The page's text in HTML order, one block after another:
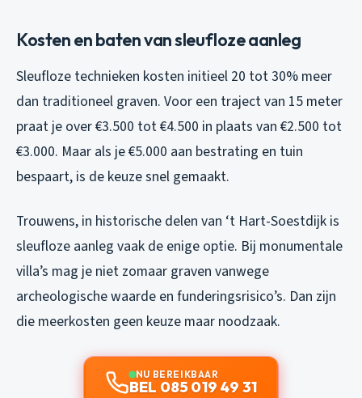
Kosten en baten van sleufloze aanleg
Sleufloze technieken kosten initieel 20 tot 30% meer
dan traditioneel graven. Voor een traject van 15 meter
praat je over €3.500 tot €4.500 in plaats van €2.500 tot
€3.000. Maar als je €5.000 aan bestrating en tuin
bespaart, is de keuze snel gemaakt.
Trouwens, in historische delen van ‘t Hart-Soestdijk is
sleufloze aanleg vaak de enige optie. Bij monumentale
villa’s mag je niet zomaar graven vanwege
archeologische waarde en funderingsrisico’s. Dan zijn
die meerkosten geen keuze maar noodzaak.
NU BEREIKBAAR
BEL 085 019 49 31